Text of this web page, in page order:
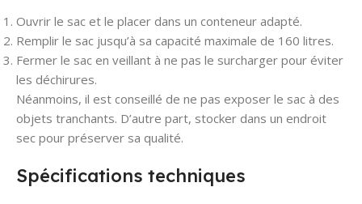
Ouvrir le sac et le placer dans un conteneur adapté.
Remplir le sac jusqu’à sa capacité maximale de 160 litres.
Fermer le sac en veillant à ne pas le surcharger pour éviter
les déchirures.
Néanmoins, il est conseillé de ne pas exposer le sac à des
objets tranchants. D’autre part, stocker dans un endroit
sec pour préserver sa qualité.
Spécifications techniques